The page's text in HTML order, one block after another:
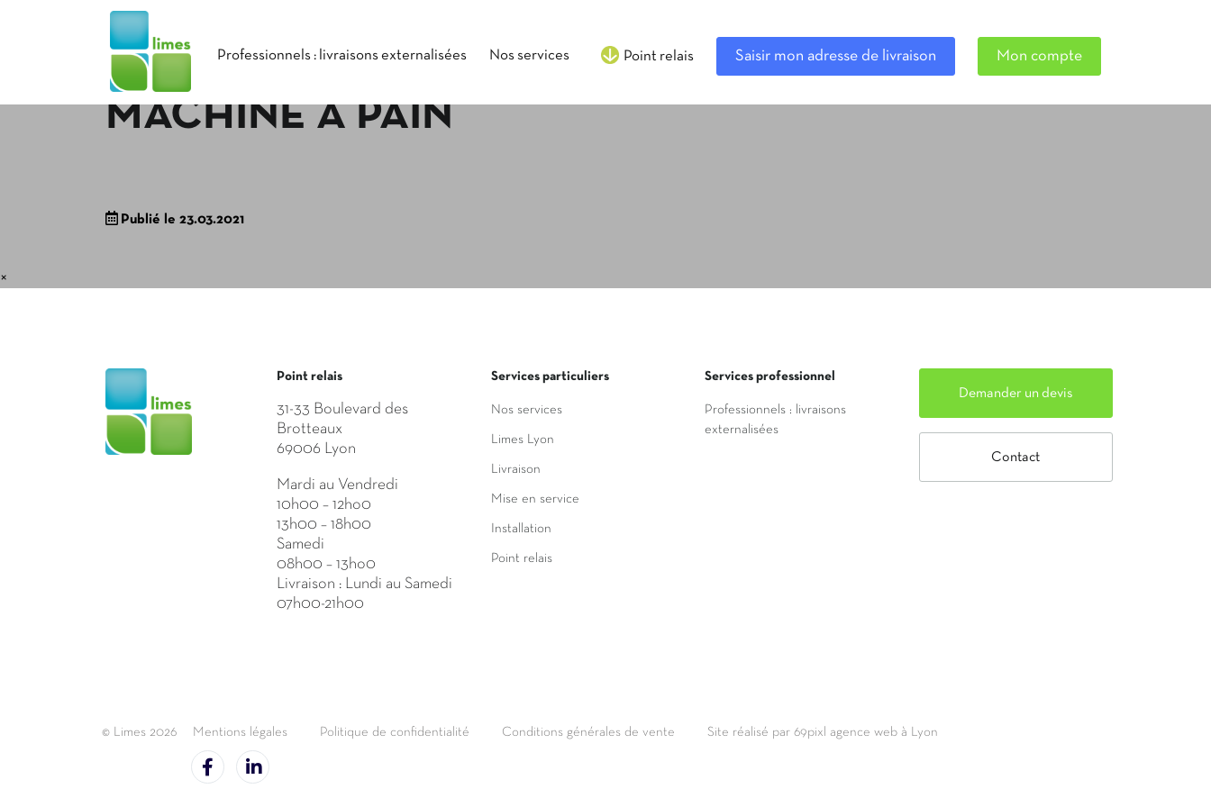
Professionnels : livraisons externalisées Nos services Point relais Saisir mon adresse de livraison Mon compte
MACHINE À PAIN
Publié le 23.03.2021
×
Point relais
31-33 Boulevard des
Brotteaux
69006 Lyon
Mardi au Vendredi
10h00 – 12ho0
13h00 – 18h00
Samedi
08h00 – 13ho0
Livraison : Lundi au Samedi
07h00-21h00
Services particuliers
Nos services
Limes Lyon
Livraison
Mise en service
Installation
Point relais
Services professionnel
Professionnels : livraisons
externalisées
Demander un devis
Contact
© Limes 2026 Mentions légales Politique de confidentialité Conditions générales de vente Site réalisé par 69pixl agence web à Lyon